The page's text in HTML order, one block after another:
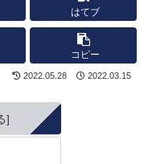
はてブ
コピー
2022.05.28 2022.03.15